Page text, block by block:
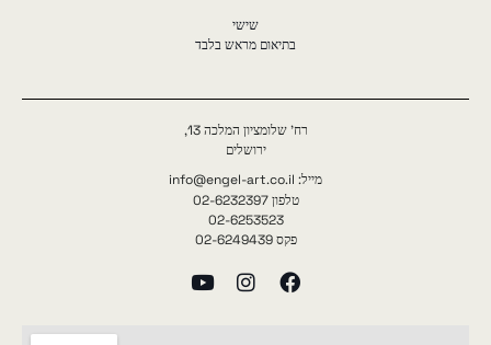
שישי
בתיאום מראש בלבד
רח' שלומציון המלכה 13,
ירושלים
מייל: info@engel-art.co.il
טלפון 02-6232397
02-6253523
פקס 02-6249439